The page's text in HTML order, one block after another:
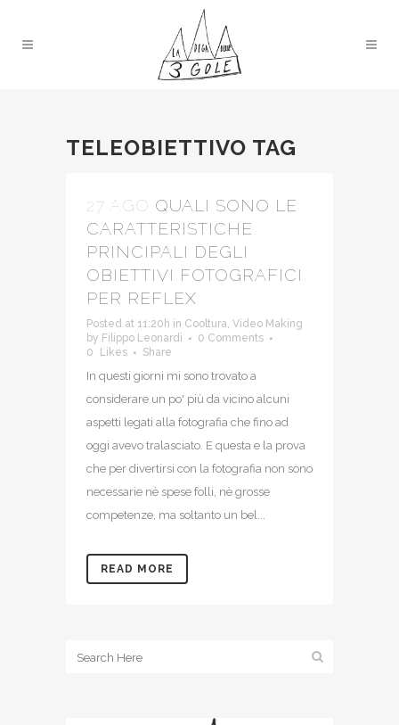
TELEOBIETTIVO TAG
27 AGO QUALI SONO LE
CARATTERISTICHE
PRINCIPALI DEGLI
OBIETTIVI FOTOGRAFICI
PER REFLEX
Posted at 11:20h in Cooltura, Video Making
by Filippo Leonardi
0 Comments
0
Likes Share
In questi giorni mi sono trovato a
considerare un po' più da vicino alcuni
aspetti legati alla fotografia che fino ad
oggi avevo tralasciato. E questa e la prova
che per divertirsi con la fotografia non sono
necessarie nè spese folli, nè grosse
competenze, ma soltanto un bel...
READ MORE